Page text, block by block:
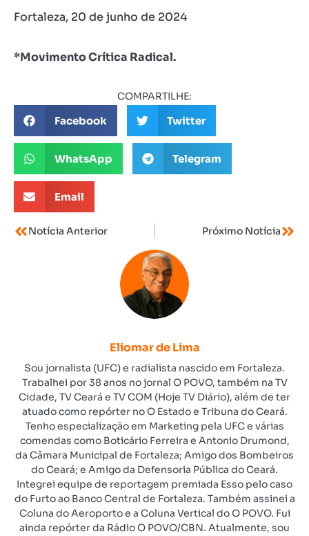
Fortaleza, 20 de junho de 2024
*Movimento Crítica Radical.
COMPARTILHE:
Facebook Twitter
WhatsApp Telegram
Email
Notícia Anterior Próximo Notícia
Eliomar de Lima
Sou jornalista (UFC) e radialista nascido em Fortaleza.
Trabalhei por 38 anos no jornal O POVO, também na TV
Cidade, TV Ceará e TV COM (Hoje TV Diário), além de ter
atuado como repórter no O Estado e Tribuna do Ceará.
Tenho especialização em Marketing pela UFC e várias
comendas como Boticário Ferreira e Antonio Drumond,
da Câmara Municipal de Fortaleza; Amigo dos Bombeiros
do Ceará; e Amigo da Defensoria Pública do Ceará.
Integrei equipe de reportagem premiada Esso pelo caso
do Furto ao Banco Central de Fortaleza. Também assinei a
Coluna do Aeroporto e a Coluna Vertical do O POVO. Fui
ainda repórter da Rádio O POVO/CBN. Atualmente, sou